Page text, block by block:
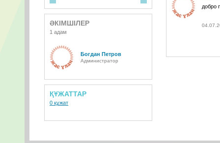
ӘКІМШІЛЕР
1 адам
Богдан Петров
Администратор
ҚҰЖАТТАР
0 құжат
добро